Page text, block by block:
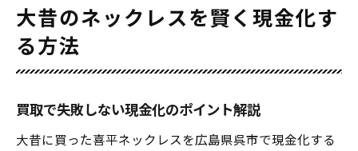
大昔のネックレスを賢く現金化す
る方法
買取で失敗しない現金化のポイント解説
大昔に買った喜平ネックレスを広島県呉市で現金化する